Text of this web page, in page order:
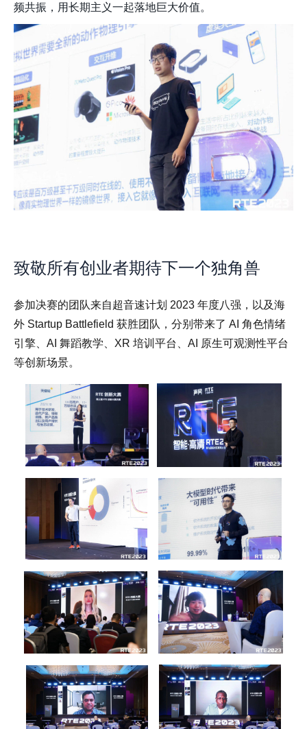
频共振，用长期主义一起落地巨大价值。
致敬所有创业者期待下一个独角兽
参加决赛的团队来自超音速计划 2023 年度八强，以及海
外 Startup Battlefield 获胜团队，分别带来了 AI 角色情绪
引擎、AI 舞蹈教学、XR 培训平台、AI 原生可观测性平台
等创新场景。